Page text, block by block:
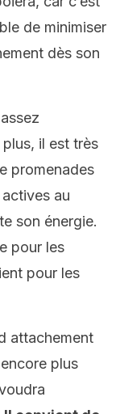
de minimiser
dès son
il est très
promenades
au
son énergie.
pour les
pour les
attachement
plus